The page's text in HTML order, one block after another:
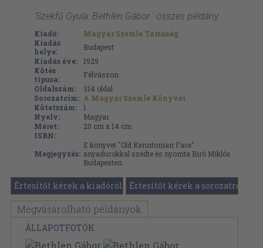
'Szekfű Gyula: Bethlen Gábor ' összes példány
Kiadó:
Magyar Szemle Társaság
Kiadás
helye:
Budapest
Kiadás éve:
1929
Kötés
típusa:
Félvászon
Oldalszám:
314 oldal
Sorozatcím: A Magyar Szemle Könyvei
Kötetszám:
1
Nyelv:
Magyar
Méret:
20 cm x 14 cm
ISBN:
Megjegyzés:
E könyvet "Old Kenntonian Face"
anyaducokkal szedte és nyomta Biró Miklós
Budapesten.
Értesítőt kérek a kiadóról Értesítőt kérek a sorozatról
Megvásárolható példányok
ÁLLAPOTFOTÓK